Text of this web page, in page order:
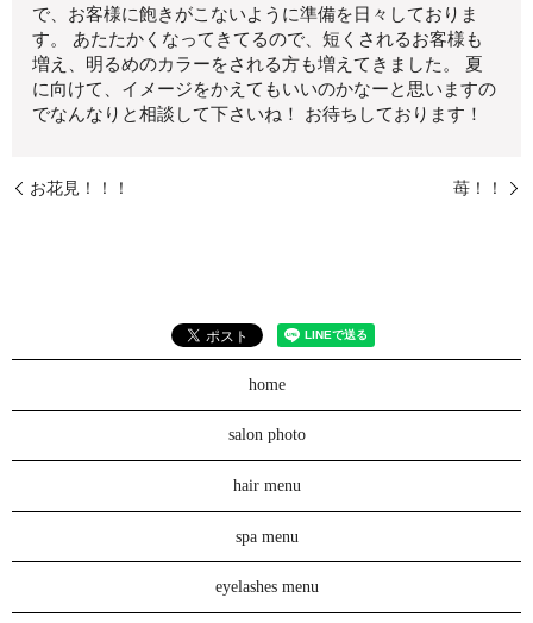
で、お客様に飽きがこないように準備を日々しておりま
す。 あたたかくなってきてるので、短くされるお客様も
増え、明るめのカラーをされる方も増えてきました。 夏
に向けて、イメージをかえてもいいのかなーと思いますの
でなんなりと相談して下さいね！ お待ちしております！
お花見！！！ 苺！！
home
salon photo
hair menu
spa menu
eyelashes menu